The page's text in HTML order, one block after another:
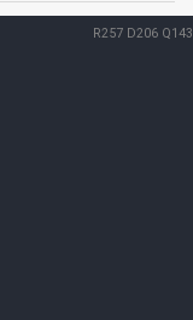
R257 D206 Q143